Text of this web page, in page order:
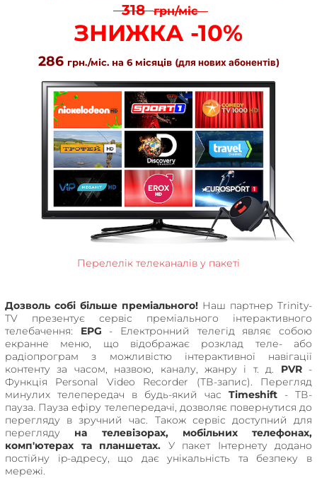
318 грн/міс
ЗНИЖКА -10%
286 грн./міс. на 6 місяців (для нових абонентів)
Перелелік телеканалів у пакеті
Дозволь собі більше преміального! Наш партнер Trinity-
TV презентує сервіс преміального інтерактивного
телебачення: EPG - Електронний телегід являє собою
екранне меню, що відображає розклад теле- або
радіопрограм з можливістю інтерактивної навігації
контенту за часом, назвою, каналу, жанру і т. д. PVR-
Функція Personal Video Recorder (ТВ-запис). Перегляд
минулих телепередач в будь-який час Timeshift - ТВ-
пауза. Пауза ефіру телепередачі, дозволяє повернутися до
перегляду в зручний час. Також сервіс доступний для
перегляду на телевізорах, мобільних телефонах,
комп'ютерах та планшетах. У пакет Інтернету додано
постійну ip-адресу, що дає унікальність та безпеку в
мережі.